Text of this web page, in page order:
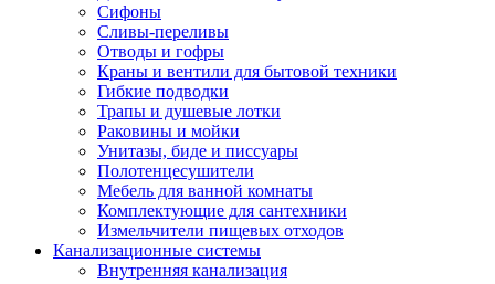
Сифоны
Сливы-переливы
Отводы и гофры
Краны и вентили для бытовой техники
Гибкие подводки
Трапы и душевые лотки
Раковины и мойки
Унитазы, биде и писсуары
Полотенцесушители
Мебель для ванной комнаты
Комплектующие для сантехники
Измельчители пищевых отходов
Канализационные системы
Внутренняя канализация